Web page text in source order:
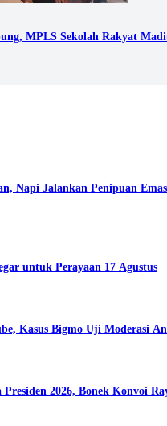
MPLS Sekolah Rakyat
Napi Jalankan Penipuan
untuk Perayaan 17 Agustus
Kasus Bigmo Uji Moderasi
Presiden 2026, Bonek Konvoi